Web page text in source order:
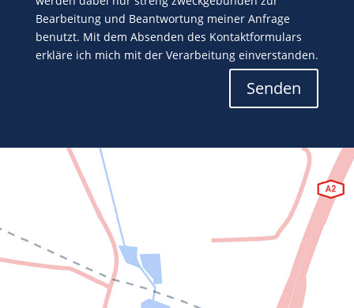
Bearbeitung und Beantwortung meiner Anfrage
benutzt. Mit dem Absenden des Kontaktformulars
erkläre ich mich mit der Verarbeitung einverstanden.
Senden